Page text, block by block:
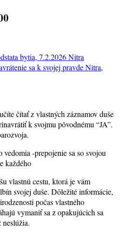
bytia, 7.2.2026 Nitra
sa k svojej pravde Nitra,
čítať z vlastných záznamov duše
k svojmu pôvodnému “JA”.
-prepojenie sa so svojou
každého
vlastnú cestu, ktorá je vám
svojej duše. Dôležité informácie,
počas vlastného
vymaniť sa z opakujúcich sa